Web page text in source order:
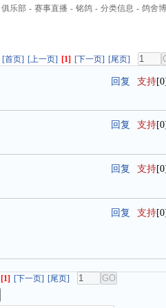
俱乐部 - 赛事直播 - 铭鸽 - 分类信息 - 鸽舍
[首页] [上一页] [1] [下一页] [尾页]
回复 支持[0]
回复 支持[0]
回复 支持[0]
回复 支持[0]
[1] [下一页] [尾页]